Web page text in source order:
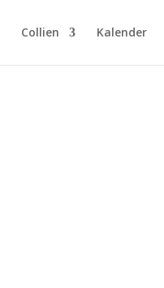
Collien Kalender